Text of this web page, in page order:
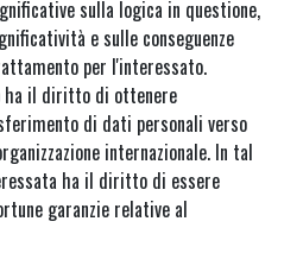
sulla logica in questione,
e sulle conseguenze
per l'interessato.
ha il diritto di ottenere
di dati personali verso
internazionale. In tal
ha il diritto di essere
garanzie relative al